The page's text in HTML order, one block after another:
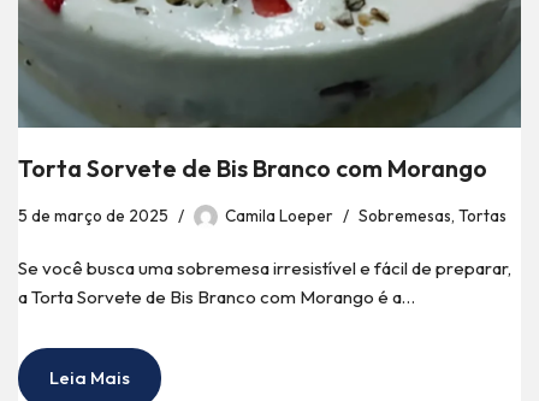
Torta Sorvete de Bis Branco com Morango
5 de março de 2025 Camila Loeper Sobremesas, Tortas
Se você busca uma sobremesa irresistível e fácil de preparar,
a Torta Sorvete de Bis Branco com Morango é a…
Leia Mais